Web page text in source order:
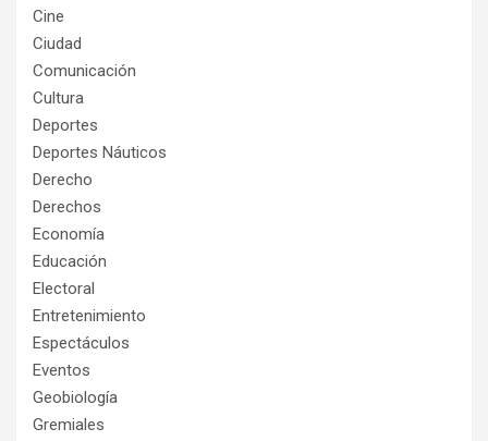
Cine
Ciudad
Comunicación
Cultura
Deportes
Deportes Náuticos
Derecho
Derechos
Economía
Educación
Electoral
Entretenimiento
Espectáculos
Eventos
Geobiología
Gremiales